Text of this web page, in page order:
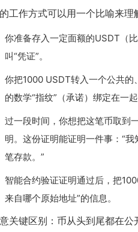
工作方式可以用一个比喻来理
你准备存入一定面额的USDT（
叫“凭证”。
你把1000 USDT转入一个公共的
的数学“指纹”（承诺）绑定在一
过一段时间，你想把这笔币取到
明。这份证明能证明一件事：“
笔存款。”
智能合约验证证明通过后，把
来自哪个原始地址”的信息。
关键区别：币从头到尾都在